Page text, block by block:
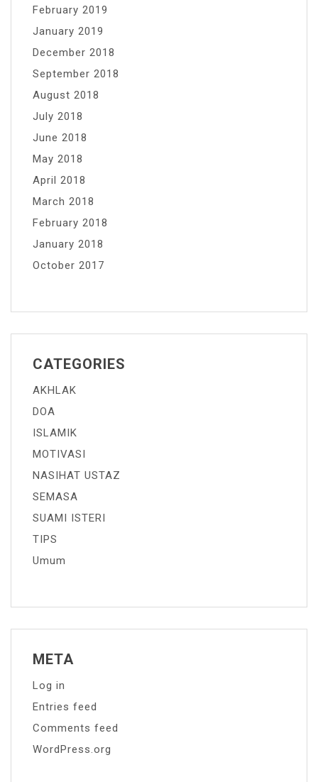
February 2019
January 2019
December 2018
September 2018
August 2018
July 2018
June 2018
May 2018
April 2018
March 2018
February 2018
January 2018
October 2017
CATEGORIES
AKHLAK
DOA
ISLAMIK
MOTIVASI
NASIHAT USTAZ
SEMASA
SUAMI ISTERI
TIPS
Umum
META
Log in
Entries feed
Comments feed
WordPress.org